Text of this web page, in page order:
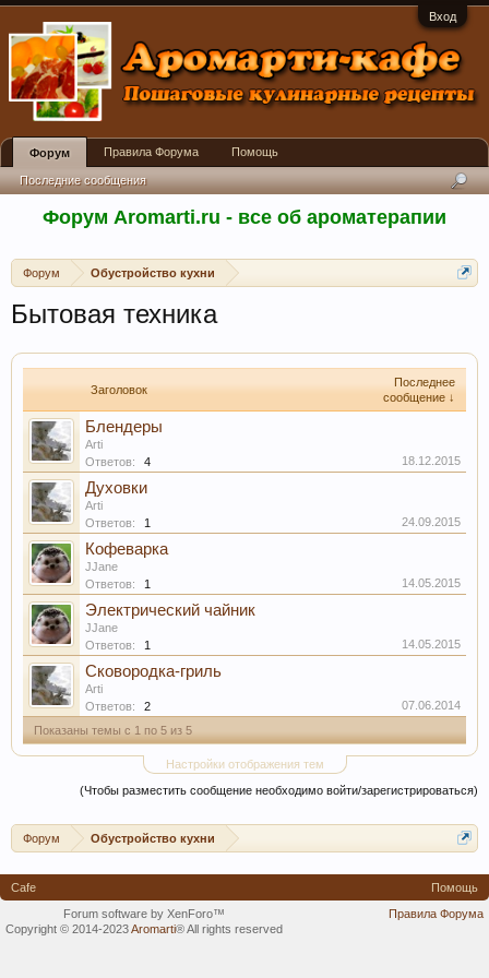
Вход
Форум Aromarti.ru - все об ароматерапии
Форум Обустройство кухни
Бытовая техника
Заголовок
Последнее
сообщение ↓
Блендеры
Arti
Ответов:
4 18.12.2015
Духовки
Arti
Ответов:
1 24.09.2015
Кофеварка
JJane
Ответов:
1 14.05.2015
Электрический чайник
JJane
Ответов:
1 14.05.2015
Сковородка-гриль
Arti
Ответов:
2
07.06.2014
Показаны темы с 1 по 5 из 5
Настройки отображения тем
(Чтобы разместить сообщение необходимо войти/зарегистрироваться)
Форум Обустройство кухни
Форум
Последние сообщения
Правила Форума Помощь
Cafe
Помощь
Правила Форума
Forum software by XenForo™
Copyright © 2014-2023Aromarti®All rights reserved